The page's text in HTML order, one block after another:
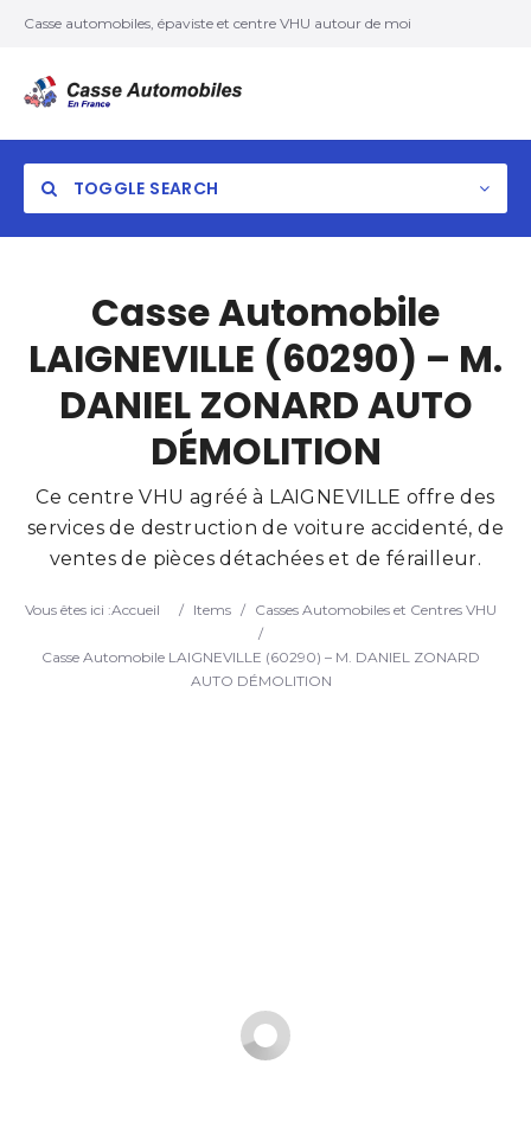
Casse automobiles, épaviste et centre VHU autour de moi
TOGGLE SEARCH
Search
Casse Automobile
LAIGNEVILLE (60290) – M.
DANIEL ZONARD AUTO
DÉMOLITION
Ce centre VHU agréé à LAIGNEVILLE offre des
services de destruction de voiture accidenté, de
ventes de pièces détachées et de férailleur.
Vous êtes ici :Accueil / Items / Casses Automobiles et Centres VHU
/
Casse Automobile LAIGNEVILLE (60290) – M. DANIEL ZONARD
AUTO DÉMOLITION